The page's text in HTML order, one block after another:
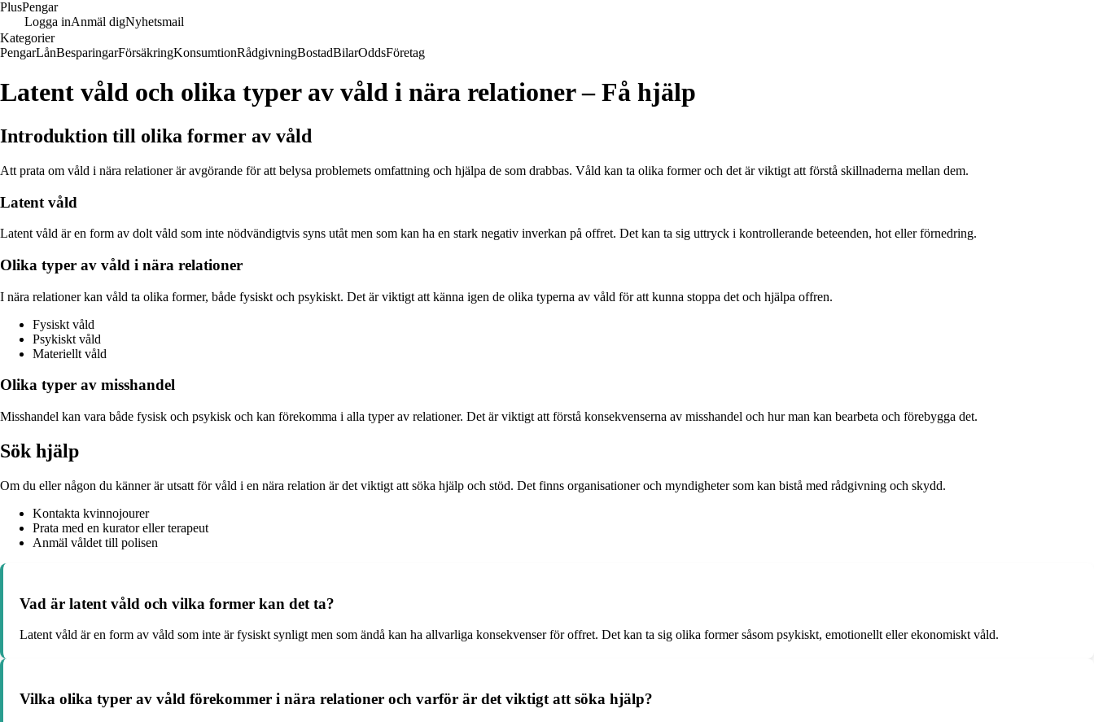
PlusPengar
Logga inAnmäl digNyhetsmail
Kategorier
PengarLånBesparingarFörsäkringKonsumtionRådgivningBostadBilarOddsFöretag
Latent våld och olika typer av våld i nära relationer – Få hjälp
Introduktion till olika former av våld
Att prata om våld i nära relationer är avgörande för att belysa problemets omfattning och hjälpa de som drabbas. Våld kan ta olika former och det är viktigt att förstå skillnaderna mellan dem.
Latent våld
Latent våld är en form av dolt våld som inte nödvändigtvis syns utåt men som kan ha en stark negativ inverkan på offret. Det kan ta sig uttryck i kontrollerande beteenden, hot eller förnedring.
Olika typer av våld i nära relationer
I nära relationer kan våld ta olika former, både fysiskt och psykiskt. Det är viktigt att känna igen de olika typerna av våld för att kunna stoppa det och hjälpa offren.
Fysiskt våld
Psykiskt våld
Materiellt våld
Olika typer av misshandel
Misshandel kan vara både fysisk och psykisk och kan förekomma i alla typer av relationer. Det är viktigt att förstå konsekvenserna av misshandel och hur man kan bearbeta och förebygga det.
Sök hjälp
Om du eller någon du känner är utsatt för våld i en nära relation är det viktigt att söka hjälp och stöd. Det finns organisationer och myndigheter som kan bistå med rådgivning och skydd.
Kontakta kvinnojourer
Prata med en kurator eller terapeut
Anmäl våldet till polisen
Vad är latent våld och vilka former kan det ta?
Latent våld är en form av våld som inte är fysiskt synligt men som ändå kan ha allvarliga konsekvenser för offret. Det kan ta sig olika former såsom psykiskt, emotionellt eller ekonomiskt våld.
Vilka olika typer av våld förekommer i nära relationer och varför är det viktigt att söka hjälp?